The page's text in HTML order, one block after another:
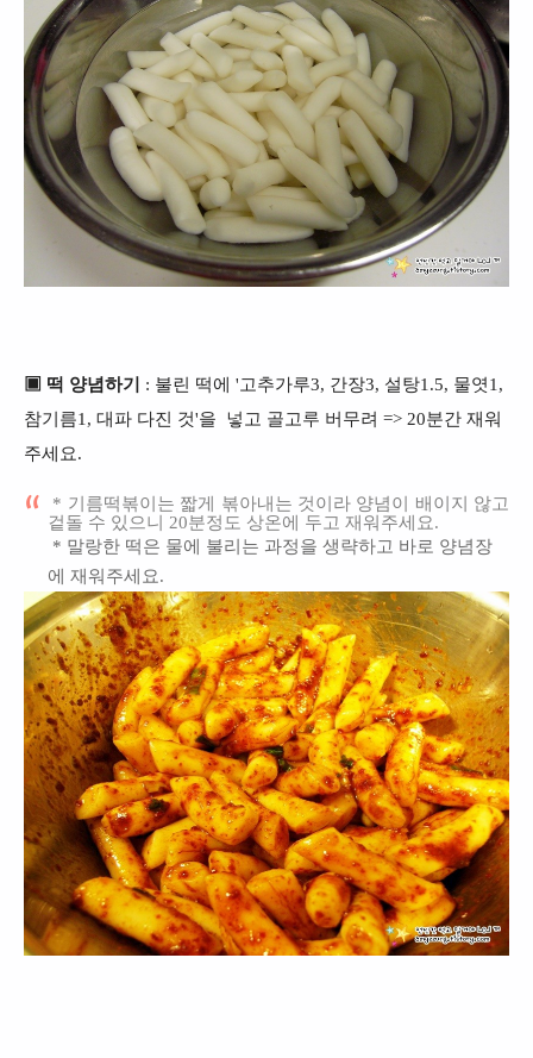
▣ 떡 양념하기
: 불린 떡에 '고추가루3, 간장3, 설탕1.5, 물엿1,
참기름1, 대파 다진 것'을 넣고 골고루 버무려 => 20분간 재워
주세요.
* 기름떡볶이는 짧게 볶아내는 것이라 양념이 배이지 않고
겉돌 수 있으니 20분정도 상온에 두고 재워주세요.
* 말랑한 떡은 물에 불리는 과정을 생략하고 바로 양념장
에 재워주세요.